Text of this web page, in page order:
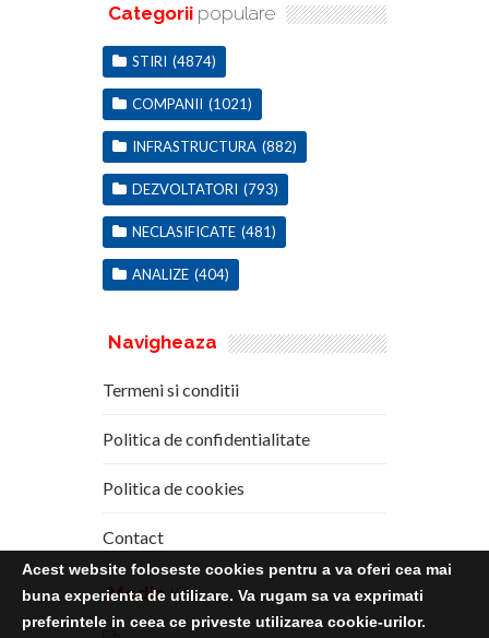
Categorii populare
STIRI (4874)
COMPANII (1021)
INFRASTRUCTURA (882)
DEZVOLTATORI (793)
NECLASIFICATE (481)
ANALIZE (404)
Navigheaza
Termeni si conditii
Politica de confidentialitate
Politica de cookies
Contact
Media Kit
Acest website foloseste cookies pentru a va oferi cea mai
buna experienta de utilizare. Va rugam sa va exprimati
preferintele in ceea ce priveste utilizarea cookie-urilor.